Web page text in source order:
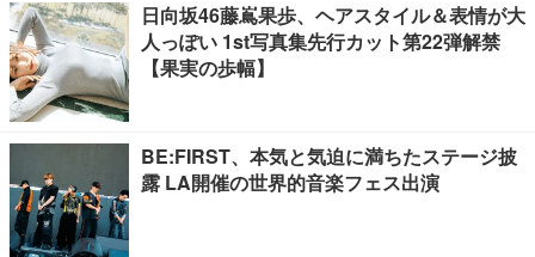
日向坂46藤嶌果歩、ヘアスタイル＆表情が大
人っぽい 1st写真集先行カット第22弾解禁
【果実の歩幅】
BE:FIRST、本気と気迫に満ちたステージ披
露 LA開催の世界的音楽フェス出演